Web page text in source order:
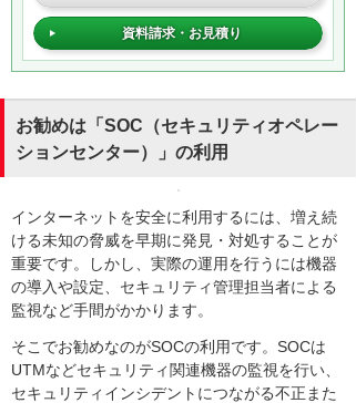
資料請求・お見積り
お勧めは「SOC（セキュリティオペレー
ションセンター）」の利用
インターネットを安全に利用するには、増え続
ける未知の脅威を早期に発見・対処することが
重要です。しかし、実際の運用を行うには機器
の導入や設定、セキュリティ管理担当者による
監視など手間がかかります。
そこでお勧めなのがSOCの利用です。SOCは
UTMなどセキュリティ関連機器の監視を行い、
セキュリティインシデントにつながる不正また